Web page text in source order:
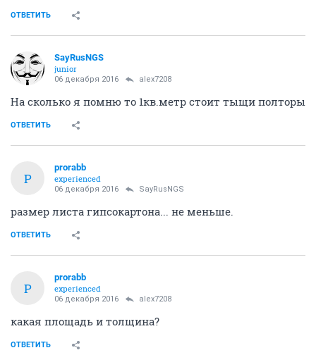
ОТВЕТИТЬ
SayRusNGS
junior
06 декабря 2016 alex7208
На сколько я помню то 1кв.метр стоит тыщи полторы
ОТВЕТИТЬ
P
prorabb
experienced
06 декабря 2016 SayRusNGS
размер листа гипсокартона... не меньше.
ОТВЕТИТЬ
P
prorabb
experienced
06 декабря 2016 alex7208
какая площадь и толщина?
ОТВЕТИТЬ